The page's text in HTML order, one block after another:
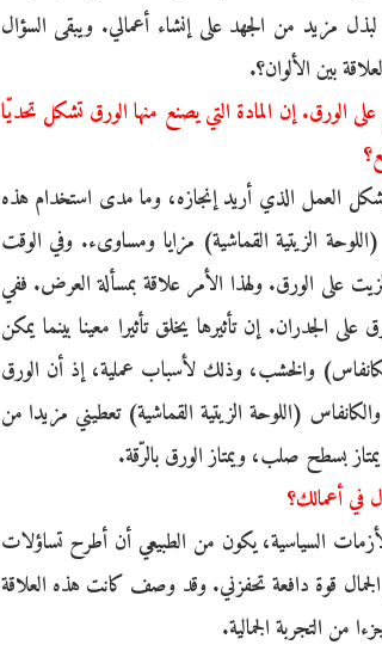
مزيد من الجهد على إنشاء أعمالي. ويبقى السؤال
بين الألوان؟.
الورق. إن المادة التي يصنع منها الورق تشكل تحديّا
العمل الذي أريد إنجازه، وما مدى استخدام هذه
الزيتية القماشية) مزايا ومساوىء. وفي الوقت
على الورق. ولهذا الأمر علاقة بمسألة العرض. ففي
الجدران. إن تأثيرها يخلق تأثيرا معينا بينما يمكن
والخشب، وذلك لأسباب عملية، إذ أن الورق
(اللوحة الزيتية القماشية) تعطيني مزيدا من
بسطح صلب، ويمتاز الورق بالرّقة.
في أعمالك؟
السياسية، يكون من الطبيعي أن أطرح تساؤلات
قوة دافعة تحفزني. وقد وصف كانت هذه العلاقة
من التجربة الجمالية.